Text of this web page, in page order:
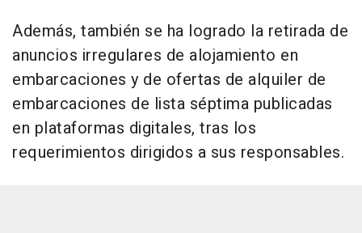
Además, también se ha logrado la retirada de
anuncios irregulares de alojamiento en
embarcaciones y de ofertas de alquiler de
embarcaciones de lista séptima publicadas
en plataformas digitales, tras los
requerimientos dirigidos a sus responsables.